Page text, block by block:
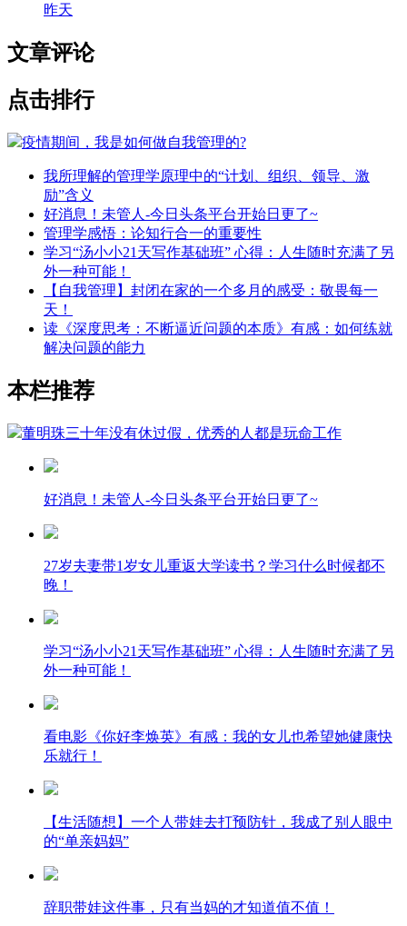
昨天
文章评论
点击排行
疫情期间，我是如何做自我管理的?
我所理解的管理学原理中的“计划、组织、领导、激
励”含义
好消息！未管人-今日头条平台开始日更了~
管理学感悟：论知行合一的重要性
学习“汤小小21天写作基础班” 心得：人生随时充满了另
外一种可能！
【自我管理】封闭在家的一个多月的感受：敬畏每一
天！
读《深度思考：不断逼近问题的本质》有感：如何练就
解决问题的能力
本栏推荐
董明珠三十年没有休过假，优秀的人都是玩命工作
好消息！未管人-今日头条平台开始日更了~
27岁夫妻带1岁女儿重返大学读书？学习什么时候都不
晚！
学习“汤小小21天写作基础班” 心得：人生随时充满了另
外一种可能！
看电影《你好李焕英》有感：我的女儿也希望她健康快
乐就行！
【生活随想】一个人带娃去打预防针，我成了别人眼中
的“单亲妈妈”
辞职带娃这件事，只有当妈的才知道值不值！